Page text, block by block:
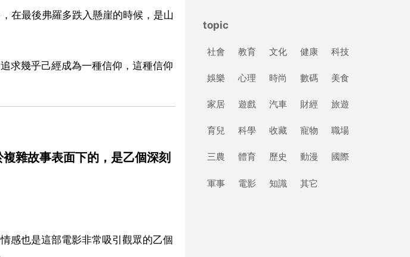
在最後弗羅多跌入懸崖的時候，是山
求幾乎己經成為一種信仰，這種信仰
雜故事表面下的，是乙個深刻
感也是這部電影非常吸引觀眾的乙個
topic
社會 教育 文化 健康 科技
娛樂 心理 時尚 數碼 美食
家居 遊戲 汽車 財經 旅遊
育兒 科學 收藏 寵物 職場
三農 體育 歷史 動漫 國際
軍事 電影 知識 其它